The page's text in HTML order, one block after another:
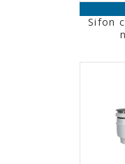
Sifon